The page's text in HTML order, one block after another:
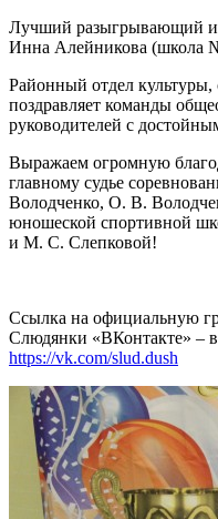
Лучший разыгрывающий
Инна Алейникова (школа
Районный отдел
поздравляет команды
руководителей с
Выражаем огромную
главному судье
Володченко, О. В.
юношеской спортивной
и М. С. Слепковой!
Ссылка на
Слюдянки «ВКонтакте» –
https://vk.com/slud.dush